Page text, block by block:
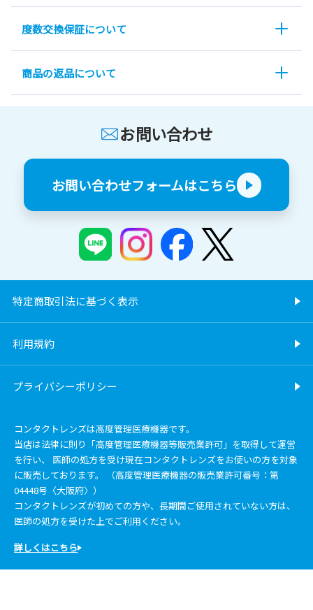
度数交換保証について
商品の返品について
お問い合わせ
お問い合わせフォームはこちら
特定商取引法に基づく表示
利用規約
プライバシーポリシー
コンタクトレンズは高度管理医療機器です。
当店は法律に則り「高度管理医療機器等販売業許可」を取得して運営
を行い、 医師の処方を受け現在コンタクトレンズをお使いの方を対象
に販売しております。 （高度管理医療機器の販売業許可番号：第
04448号〈大阪府〉）
コンタクトレンズが初めての方や、長期間ご使用されていない方は、
医師の処方を受けた上でご利用ください。
詳しくはこちら